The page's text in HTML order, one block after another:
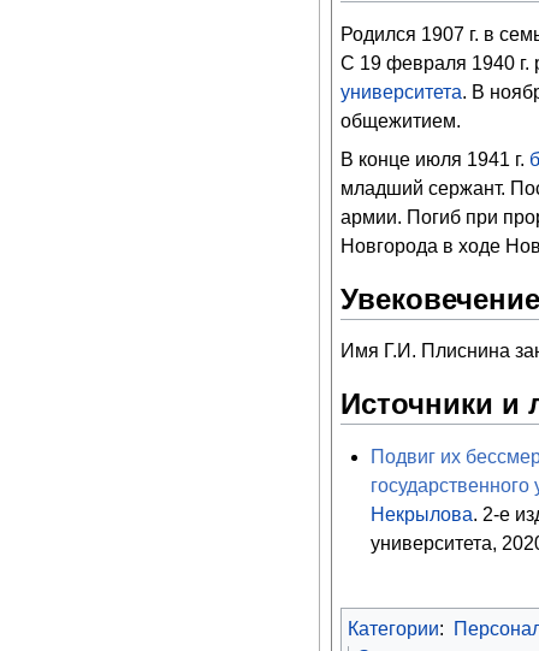
Родился 1907 г. в
С 19 февраля 1940
университета. В
общежитием.
В конце июля 1941 г.
младший сержант.
армии. Погиб при
Новгорода в ходе
Имя Г.И. Плиснина
Источники и
Подвиг их
Некрылова. 2-е
университета,
Категории: